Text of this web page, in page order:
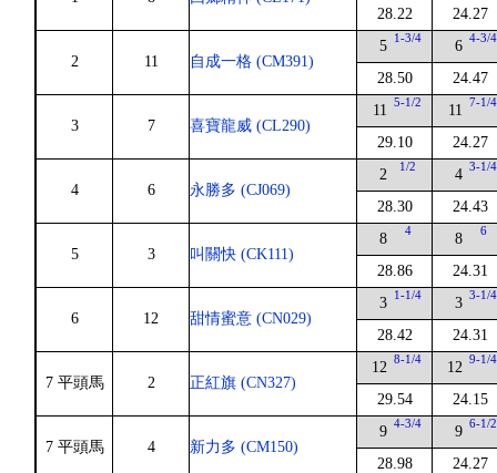
28.22
24.27
2 11 自成一格 (CM391)
5 1-3/4
28.50
6 4-3/4
24.47
3 7 喜寶龍威 (CL290)
11 5-1/2
29.10
11 7-1/4
24.27
4 6 永勝多 (CJ069)
2 1/2
28.30
4 3-1/4
24.43
5 3 叫關快 (CK111)
8 4
28.86
8 6
24.31
6 12 甜情蜜意 (CN029)
3 1-1/4
28.42
3 3-1/4
24.31
7 平頭馬 2 正紅旗 (CN327)
12 8-1/4
29.54
12 9-1/4
24.15
7 平頭馬 4 新力多 (CM150)
9 4-3/4
28.98
9 6-1/2
24.27